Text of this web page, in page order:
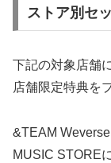
ストア別セ
下記の対象店舗
店舗限定特典を
&TEAM
MUSIC STORE